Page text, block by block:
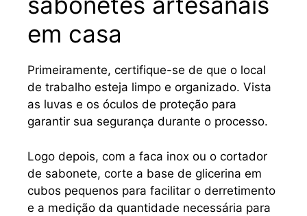
em casa
Primeiramente, certifique-se de que o local
de trabalho esteja limpo e organizado. Vista
as luvas e os óculos de proteção para
garantir sua segurança durante o processo.
Logo depois, com a faca inox ou o cortador
de sabonete, corte a base de glicerina em
cubos pequenos para facilitar o derretimento
e a medição da quantidade necessária para